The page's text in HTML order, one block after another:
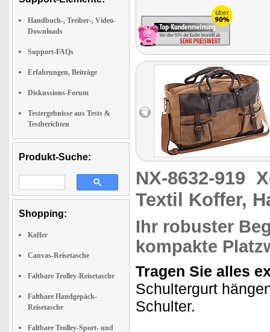
Handbuch-, Treiber-, Video-
Downloads
Support-FAQs
Erfahrungen, Beiträge
Diskussions-Forum
Testergebnisse aus Tests &
Testberichten
Produkt-Suche:
Shopping:
Koffer
Canvas-Reisetasche
Faltbare Trolley-Reisetasche
Faltbare Handgepäck-
Reisetasche
Faltbare Trolley-Sport- und
NX-8632-919
Textil Koffer,
Ihr robuster
kompakte
Tragen Sie alles
Schultergurt
Schulter.